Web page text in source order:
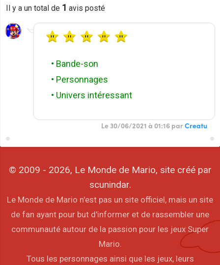
Il y a un total de 1 avis posté
• Bande-son
• Personnages
• Univers intéressant
Le 30/06/2021 à 01:16 parCreatu
© 2009 - 2026, Le Monde de Mario, site créé par
scunindar.
Le Monde de Mario n'est pas un site officiel, mais un site
de fan ayant pour but d'informer et de rassembler une
communauté autour de la passion pour les jeux Super
Mario.
Tous les personnages ainsi que les jeux, leurs